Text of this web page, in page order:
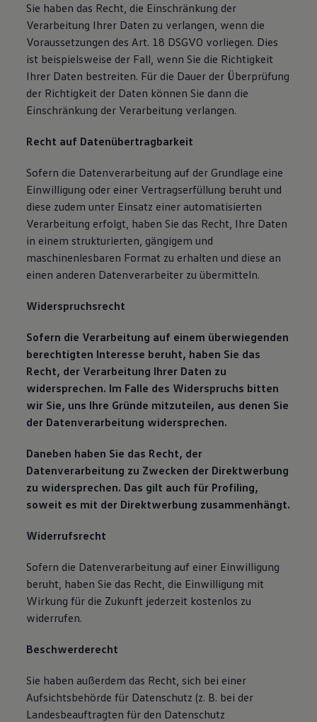
Sie haben das Recht, die Einschränkung der
Verarbeitung Ihrer Daten zu verlangen, wenn die
Voraussetzungen des Art. 18 DSGVO vorliegen. Dies
ist beispielsweise der Fall, wenn Sie die Richtigkeit
Ihrer Daten bestreiten. Für die Dauer der Überprüfung
der Richtigkeit der Daten können Sie dann die
Einschränkung der Verarbeitung verlangen.
Recht auf Datenübertragbarkeit
Sofern die Datenverarbeitung auf der Grundlage eine
Einwilligung oder einer Vertragserfüllung beruht und
diese zudem unter Einsatz einer automatisierten
Verarbeitung erfolgt, haben Sie das Recht, Ihre Daten
in einem strukturierten, gängigem und
maschinenlesbaren Format zu erhalten und diese an
einen anderen Datenverarbeiter zu übermitteln.
Widerspruchsrecht
Sofern die Verarbeitung auf einem überwiegenden
berechtigten Interesse beruht, haben Sie das
Recht, der Verarbeitung Ihrer Daten zu
widersprechen. Im Falle des Widerspruchs bitten
wir Sie, uns Ihre Gründe mitzuteilen, aus denen Sie
der Datenverarbeitung widersprechen.
Daneben haben Sie das Recht, der
Datenverarbeitung zu Zwecken der Direktwerbung
zu widersprechen. Das gilt auch für Profiling,
soweit es mit der Direktwerbung zusammenhängt.
Widerrufsrecht
Sofern die Datenverarbeitung auf einer Einwilligung
beruht, haben Sie das Recht, die Einwilligung mit
Wirkung für die Zukunft jederzeit kostenlos zu
widerrufen.
Beschwerderecht
Sie haben außerdem das Recht, sich bei einer
Aufsichtsbehörde für Datenschutz (z. B. bei der
Landesbeauftragten für den Datenschutz